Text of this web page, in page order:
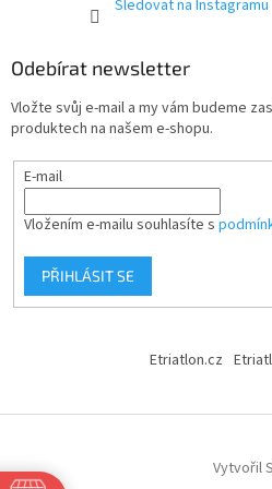
Sledovat na Instagramu
Odebírat newsletter
Vložte svůj e-mail a my vám budeme
produktech na našem e-shopu.
E-mail
Vložením e-mailu souhlasíte s
PŘIHLÁSIT SE
Etriatlon.cz
Vytvořil